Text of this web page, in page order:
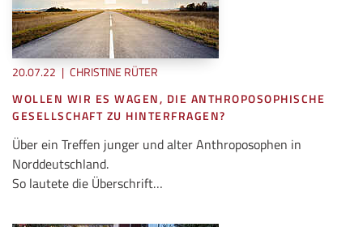
20.07.22 | CHRISTINE RÜTER
WOLLEN WIR ES WAGEN, DIE ANTHROPOSOPHISCHE
GESELLSCHAFT ZU HINTERFRAGEN?
Über ein Treffen junger und alter Anthroposophen in
Norddeutschland.
So lautete die Überschrift…